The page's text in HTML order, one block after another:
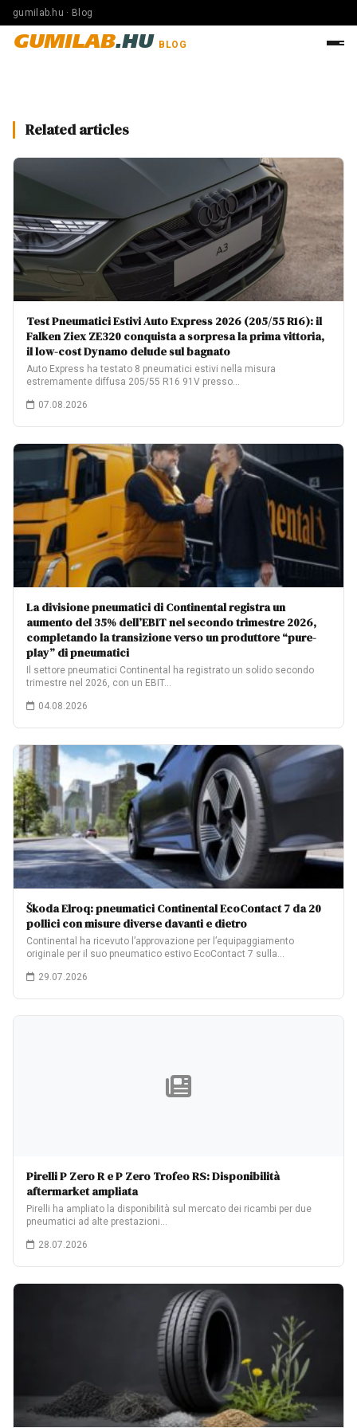
gumilab.hu · Blog
GUMILAB.HU BLOG
Related articles
Test Pneumatici Estivi Auto Express 2026 (205/55 R16): il
Falken Ziex ZE320 conquista a sorpresa la prima vittoria,
il low-cost Dynamo delude sul bagnato
Auto Express ha testato 8 pneumatici estivi nella misura
estremamente diffusa 205/55 R16 91V presso…
07.08.2026
La divisione pneumatici di Continental registra un
aumento del 35% dell’EBIT nel secondo trimestre 2026,
completando la transizione verso un produttore “pure-
play” di pneumatici
Il settore pneumatici Continental ha registrato un solido secondo
trimestre nel 2026, con un EBIT…
04.08.2026
Škoda Elroq: pneumatici Continental EcoContact 7 da 20
pollici con misure diverse davanti e dietro
Continental ha ricevuto l’approvazione per l’equipaggiamento
originale per il suo pneumatico estivo EcoContact 7 sulla…
29.07.2026
Pirelli P Zero R e P Zero Trofeo RS: Disponibilità
aftermarket ampliata
Pirelli ha ampliato la disponibilità sul mercato dei ricambi per due
pneumatici ad alte prestazioni…
28.07.2026